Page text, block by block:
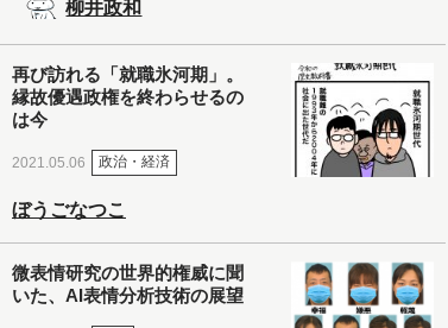
柳井政和
再び訪れる「就職氷河期」。
縁故優遇政権を終わらせるの
は今
2021.05.06 政治・経済
ぼうごなつこ
微表情研究の世界的権威に聞
いた、AI表情分析技術の展望